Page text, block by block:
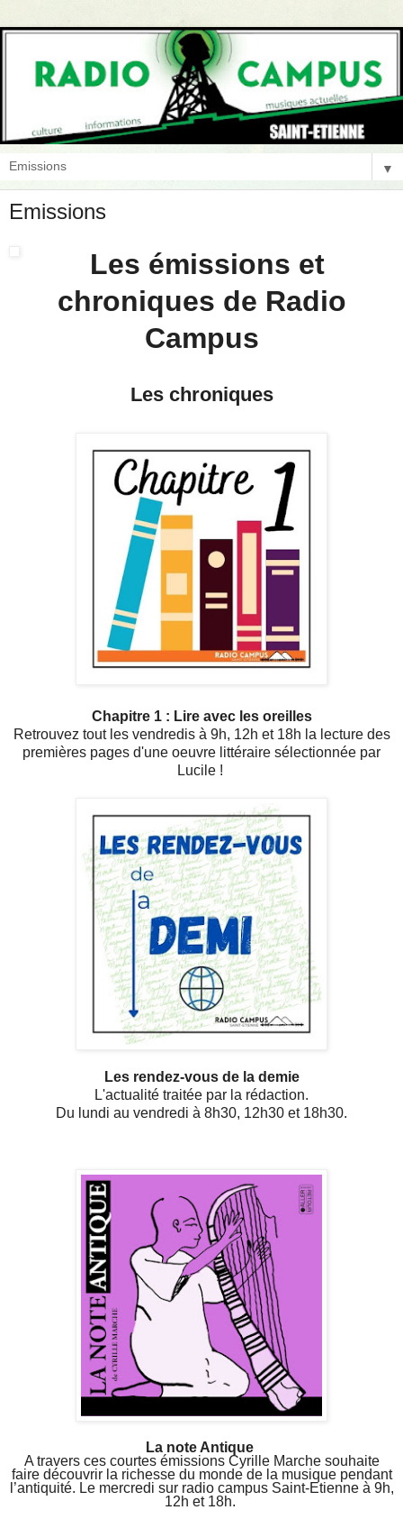
▼
Emissions
Les émissions et
chroniques de Radio
Campus
Les chroniques
Chapitre 1 : Lire avec les oreilles
Retrouvez tout les vendredis à 9h, 12h et 18h la lecture des
premières pages d'une oeuvre littéraire sélectionnée par
Lucile !
Les rendez-vous de la demie
L'actualité traitée par la rédaction.
Du lundi au vendredi à 8h30, 12h30 et 18h30.
La note Antique
A travers ces courtes émissions Cyrille Marche souhaite
faire découvrir la richesse du monde de la musique pendant
l’antiquité. Le mercredi sur radio campus Saint-Etienne à 9h,
12h et 18h.